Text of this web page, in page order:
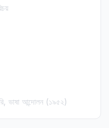
ভাষা আন্দোলন (১৯৫২)